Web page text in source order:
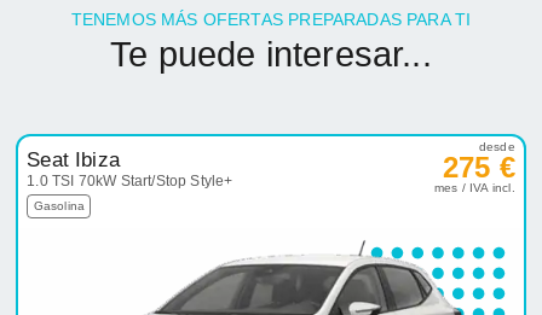
TENEMOS MÁS OFERTAS PREPARADAS PARA TI
Te puede interesar...
Seat Ibiza
1.0 TSI 70kW Start/Stop Style+
Gasolina
desde
275 €
mes / IVA incl.